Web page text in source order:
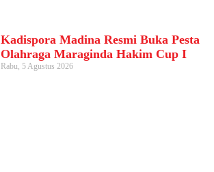
Kadispora Madina Resmi Buka Pesta
Olahraga Maraginda Hakim Cup I
Rabu, 5 Agustus 2026